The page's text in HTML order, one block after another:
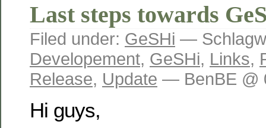
Last steps towards
Filed under: GeSHi —
Developement, GeSHi, Links,
Release, Update — BenBE @
Hi guys,